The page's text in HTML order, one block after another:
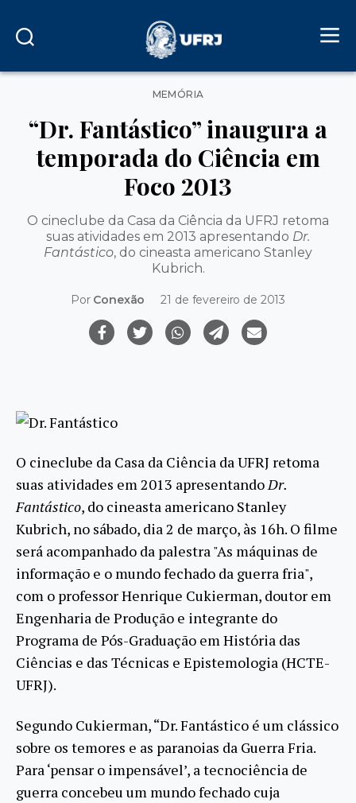
Categorias
MEMÓRIA
“Dr. Fantástico” inaugura a
temporada do Ciência em
Foco 2013
O cineclube da Casa da Ciência da UFRJ retoma
suas atividades em 2013 apresentando Dr.
Fantástico, do cineasta americano Stanley
Kubrich.
Por Conexão 21 de fevereiro de 2013
O cineclube da Casa da Ciência da UFRJ retoma
suas atividades em 2013 apresentandoDr.
Fantástico, do cineasta americano Stanley
Kubrich, no sábado, dia 2 de março, às 16h. O filme
será acompanhado da palestra "As máquinas de
informação e o mundo fechado da guerra fria",
com o professor Henrique Cukierman, doutor em
Engenharia de Produção e integrante do
Programa de Pós-Graduação em História das
Ciências e das Técnicas e Epistemologia (HCTE-
UFRJ).
Segundo Cukierman, “Dr. Fantástico é um clássico
sobre os temores e as paranoias da Guerra Fria.
Para ‘pensar o impensável’, a tecnociência de
guerra concebeu um mundo fechado cuja